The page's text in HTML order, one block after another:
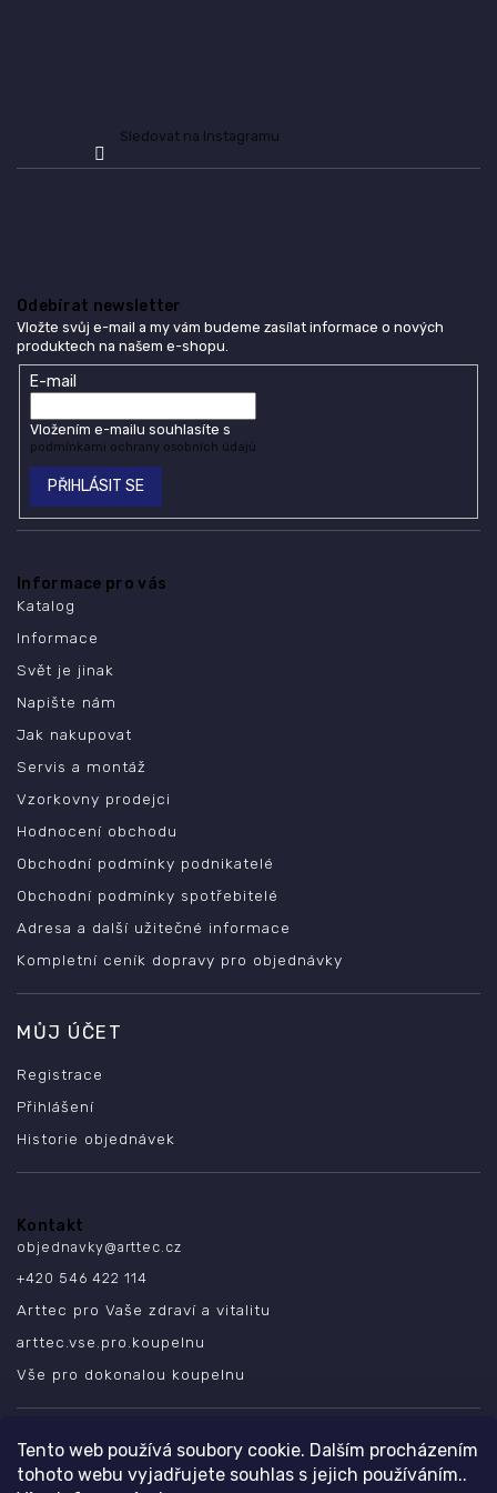
Tento web používá soubory cookie. Dalším procházením
tohoto webu vyjadřujete souhlas s jejich používáním..
Sledovat na Instagramu
Odebírat newsletter
Vložte svůj e-mail a my vám budeme zasílat informace o nových
produktech na našem e-shopu.
E-mail
Vložením e-mailu souhlasíte s
podmínkami ochrany osobních údajů
PŘIHLÁSIT SE
Informace pro vás
Katalog
Informace
Svět je jinak
Napište nám
Jak nakupovat
Servis a montáž
Vzorkovny prodejci
Hodnocení obchodu
Obchodní podmínky podnikatelé
Obchodní podmínky spotřebitelé
Adresa a další užitečné informace
Kompletní ceník dopravy pro objednávky
MŮJ ÚČET
Registrace
Přihlášení
Historie objednávek
Kontakt
objednavky@arttec.cz
+420 546 422 114
Arttec pro Vaše zdraví a vitalitu
arttec.vse.pro.koupelnu
Vše pro dokonalou koupelnu
SLEDUJTE NÁS